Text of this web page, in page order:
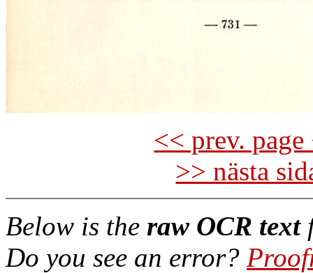
<< prev.
>> nästa
Below is the raw OCR text
Do you see an error?